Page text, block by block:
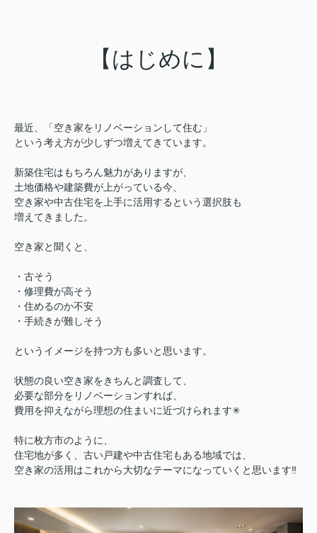
【はじめに】
最近、
「空き家をリノベーションして住む」
という考え方が少しずつ増えてきています。
新築住宅はもちろん魅力がありますが、
土地価格や建築費が上がっている今、
空き家や中古住宅を上手に活用する という選択肢も
増えてきました。
空き家と聞くと、
・古そう
・修理費が高そう
・住めるのか不安
・手続きが難しそう
というイメージを持つ方も多いと思います。
状態の良い空き家をきちんと調査して、
必要な部分をリノベーションすれば、
費用を抑えながら理想の住まいに近づけられます✳︎
特に枚方市のように、
住宅地が多く、古い戸建や中古住宅もある地域では、
空き家の活用はこれから大切なテーマになっていくと思います‼︎